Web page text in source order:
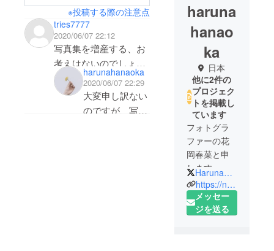
※投稿する際の注意点
tries7777
2020/06/07 22:12
写真集を増産する、お
考えはないのでしょう
か？
早くの売り切れですか
harunahanaoka
2020/06/07 22:29
大変申し訳ない
のですが、写真
haruna
hanao
ka
日本
他に2件の
プロジェク
トを掲載し
ています
フォトグラ
ファーの花
岡春菜と申
します。
写真集を
ちょくちょ
く制作させ
HarunaHanaoka
https://noaharu.wixsite.com/harunahanaoka
メッセー
ジを送る